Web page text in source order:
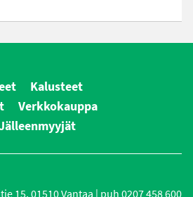
Kalusteet
Verkkokauppa
15, 01510 Vantaa | puh 0207 458 600